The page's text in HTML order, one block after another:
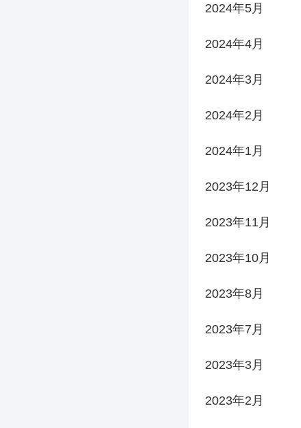
2024年5月
2024年4月
2024年3月
2024年2月
2024年1月
2023年12月
2023年11月
2023年10月
2023年8月
2023年7月
2023年3月
2023年2月